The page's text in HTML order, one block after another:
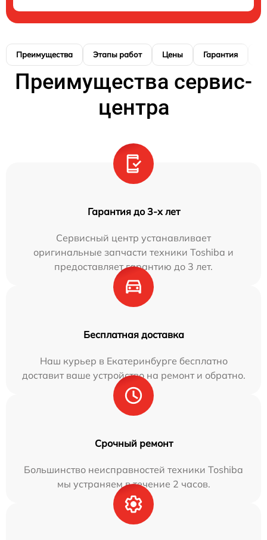
Преимущества Этапы работ Цены Гарантия
Преимущества сервис-
центра
Гарантия до 3-х лет
Сервисный центр устанавливает
оригинальные запчасти техники Toshiba и
предоставляет гарантию до 3 лет.
Бесплатная доставка
Наш курьер в Екатеринбурге бесплатно
доставит ваше устройство на ремонт и обратно.
Срочный ремонт
Большинство неисправностей техники Toshiba
мы устраняем в течение 2 часов.